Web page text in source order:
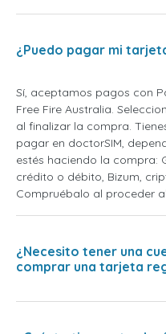
¿Puedo pagar mi
Sí, aceptamos pagos con
Free Fire Australia.
al finalizar la compra.
pagar en doctorSIM,
estés haciendo la compra:
crédito o débito, Bizum,
Compruébalo al proceder
¿Necesito tener una
comprar una tarjeta